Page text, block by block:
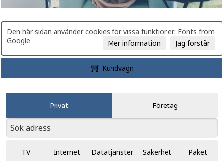
Den här sidan använder cookies för vissa funktioner: Fonts from
Google
Jag förstår
Mer information
Kundvagn
Privat Företag
TV Internet Datatjänster Säkerhet Paket